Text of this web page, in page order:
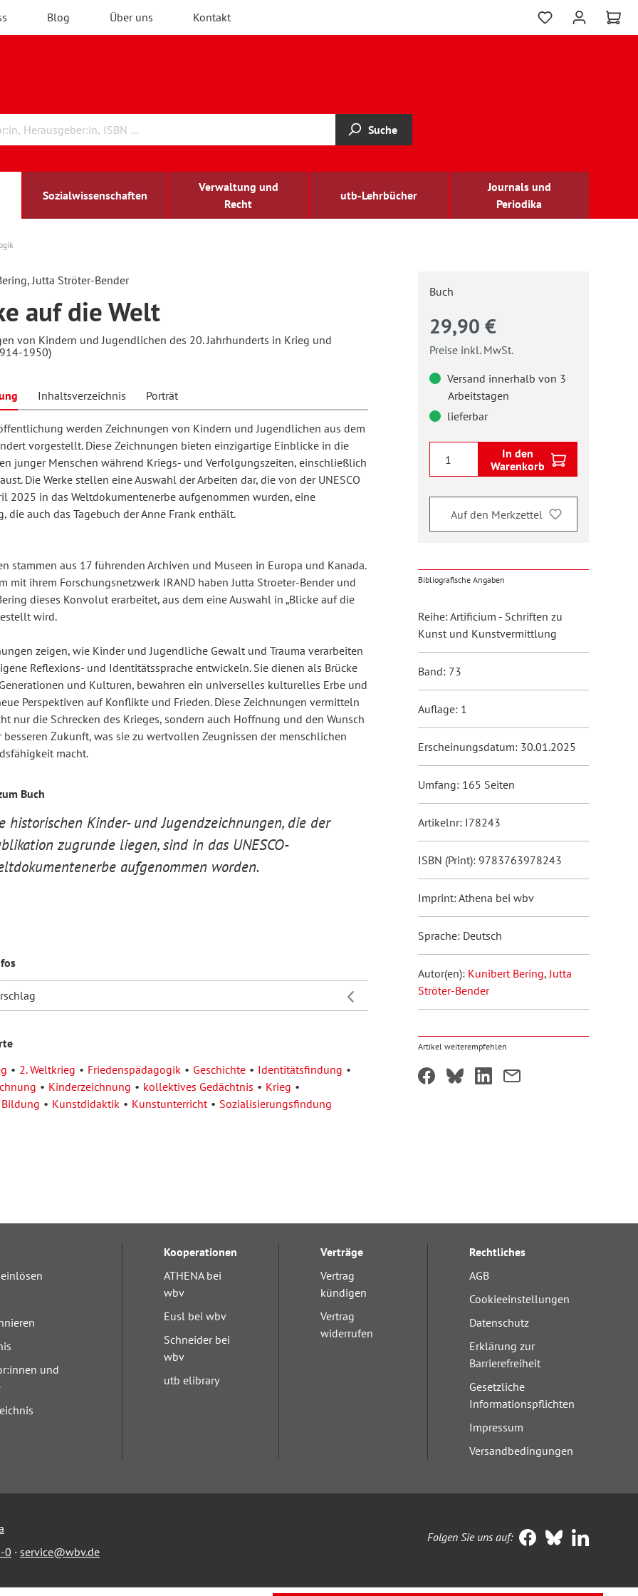
Blog Über uns Kontakt
Suche
Sozialwissenschaften
Verwaltung und
Recht
utb-Lehrbücher
Journals und
Periodika
Bildung
Erwachsenenbildung
Bildung
und Wissenschaft
und Unterrichtsforschung
und
sehbehindert
forum
Forum
für
Jutta Ströter-Bender
auf die Welt
von Kindern und Jugendlichen des 20. Jahrhunderts in Krieg und
1950)
Inhaltsverzeichnis Porträt
werden Zeichnungen von Kindern und Jugendlichen aus dem
vorgestellt. Diese Zeichnungen bieten einzigartige Einblicke in die
junger Menschen während Kriegs- und Verfolgungszeiten, einschließlich
Die Werke stellen eine Auswahl der Arbeiten dar, die von der UNESCO
2025 in das Weltdokumentenerbe aufgenommen wurden, eine
die auch das Tagebuch der Anne Frank enthält.
stammen aus 17 führenden Archiven und Museen in Europa und Kanada.
mit ihrem Forschungsnetzwerk IRAND haben Jutta Stroeter-Bender und
dieses Konvolut erarbeitet, aus dem eine Auswahl in „Blicke auf die
wird.
zeigen, wie Kinder und Jugendliche Gewalt und Trauma verarbeiten
Reflexions- und Identitätssprache entwickeln. Sie dienen als Brücke
und Kulturen, bewahren ein universelles kulturelles Erbe und
Perspektiven auf Konflikte und Frieden. Diese Zeichnungen vermitteln
nur die Schrecken des Krieges, sondern auch Hoffnung und den Wunsch
besseren Zukunft, was sie zu wertvollen Zeugnissen der menschlichen
macht.
Buch
historischen Kinder- und Jugendzeichnungen, die der
zugrunde liegen, sind in das UNESCO-
aufgenommen worden.
2. Weltkrieg Friedenspädagogik Geschichte
Identitätsfindung
Kinderzeichnung kollektives Gedächtnis
Krieg
Kunstdidaktik Kunstunterricht Sozialisierungsfindung
Buch
29,90 €
Preise inkl. MwSt.
Versand innerhalb von 3
Arbeitstagen
lieferbar
In den
Warenkorb
Auf den Merkzettel
Bibliografische Angaben
Reihe: Artificium - Schriften zu
Kunst und Kunstvermittlung
Band: 73
Auflage: 1
Erscheinungsdatum: 30.01.2025
Umfang: 165 Seiten
Artikelnr: I78243
ISBN (Print): 9783763978243
Imprint: Athena bei wbv
Sprache: Deutsch
Autor(en): Kunibert Bering,Jutta
Ströter-Bender
Artikel weiterempfehlen
und
Kooperationen
ATHENA bei
wbv
Eusl bei wbv
Schneider bei
wbv
utb elibrary
Verträge
Vertrag
kündigen
Vertrag
widerrufen
Rechtliches
AGB
Cookieeinstellungen
Datenschutz
Erklärung zur
Barrierefreiheit
Gesetzliche
Informationspflichten
Impressum
Versandbedingungen
0 · service@wbv.de
Folgen Sie uns auf: